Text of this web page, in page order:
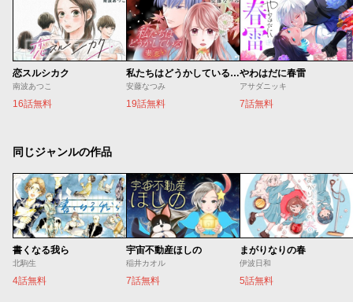
恋スルシカク
南波あつこ
16話無料
私たちはどうかしている 妻恋い
安藤なつみ
19話無料
やわはだに春雷
アサダニッキ
7話無料
同じジャンルの作品
書くなる我ら
北駒生
4話無料
宇宙不動産ほしの
稲井カオル
7話無料
まがりなりの春
伊波日和
5話無料